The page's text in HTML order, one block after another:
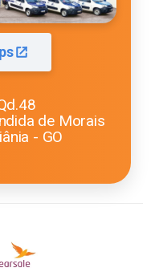
de Morais
- GO